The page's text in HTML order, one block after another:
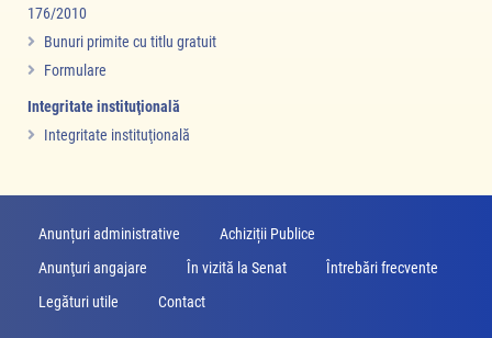
176/2010
Bunuri primite cu titlu gratuit
Formulare
Integritate instituţională
Integritate instituţională
Anunțuri administrative
Achiziții Publice
Anunţuri angajare
În vizită la Senat
Întrebări frecvente
Legături utile
Contact